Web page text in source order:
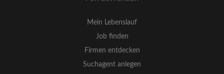
Mein Lebenslauf
Job finden
Firmen entdecken
Suchagent anlegen